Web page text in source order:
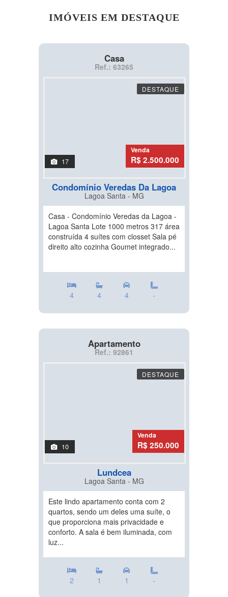
IMÓVEIS EM DESTAQUE
Casa
Ref.: 63265
DESTAQUE
17
Venda
R$ 2.500.000
Condomínio Veredas Da Lagoa
Lagoa Santa - MG
Casa - Condomínio Veredas da Lagoa -
Lagoa Santa Lote 1000 metros 317 área
construída 4 suítes com closset Sala pé
direito alto cozinha Goumet integrado...
4 4 4 -
Apartamento
Ref.: 92861
DESTAQUE
10
Venda
R$ 250.000
Lundcea
Lagoa Santa - MG
Este lindo apartamento conta com 2
quartos, sendo um deles uma suíte, o
que proporciona mais privacidade e
conforto. A sala é bem iluminada, com
luz...
2 1 1 -